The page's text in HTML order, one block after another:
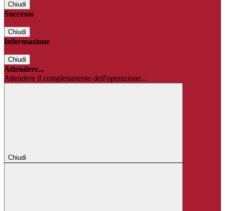
Chiudi
Successo
Chiudi
Informazione
Chiudi
Attendere...
Attendere il completamento dell'operazione...
Chiudi